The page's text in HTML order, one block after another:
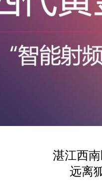
湛江西
远离